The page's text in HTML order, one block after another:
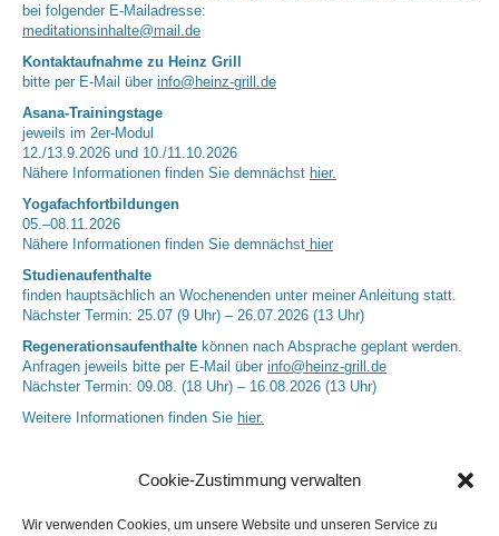
Cookie-Zustimmung verwalten
Wir verwenden Cookies, um unsere Website und unseren Service zu
bei folgender E-Mailadresse:
meditationsinhalte@mail.de
Kontaktaufnahme zu Heinz Grill
bitte per E-Mail über info@heinz-grill.de
Asana-Trainingstage
jeweils im 2er-Modul
12./13.9.2026 und 10./11.10.2026
Nähere Informationen finden Sie demnächst hier.
Yogafachfortbildungen
05.–08.11.2026
Nähere Informationen finden Sie demnächst hier
Studienaufenthalte
finden hauptsächlich an Wochenenden unter meiner Anleitung statt.
Nächster Termin: 25.07 (9 Uhr) – 26.07.2026 (13 Uhr)
Regenerationsaufenthalte können nach Absprache geplant werden.
Anfragen jeweils bitte per E-Mail über info@heinz-grill.de
Nächster Termin: 09.08. (18 Uhr) – 16.08.2026 (13 Uhr)
Weitere Informationen finden Sie hier.